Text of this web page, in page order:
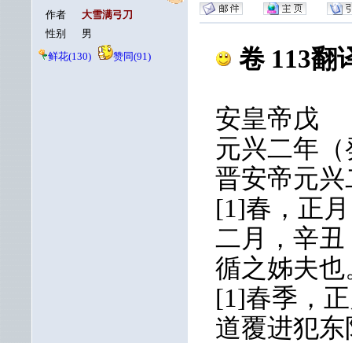
作者
大雪满弓刀
性别
男
鲜花(130)
赞同(91) 卷 113翻
安皇帝戊
元兴二年
晋安帝元兴
[1]春，正
二月，辛
循之姊夫也
[1]春季，
道覆进犯